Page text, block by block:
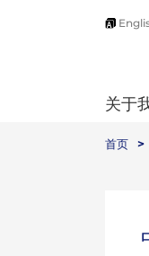
关于
首页 >